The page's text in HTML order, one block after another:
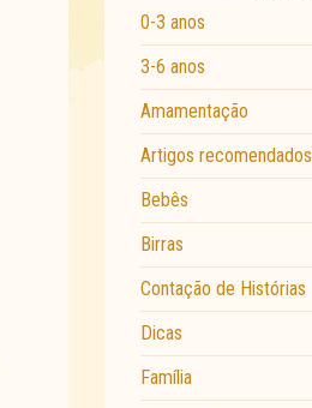
0-3 anos
3-6 anos
Amamentação
Artigos recomendados
Bebês
Birras
Contação de Histórias
Dicas
Família